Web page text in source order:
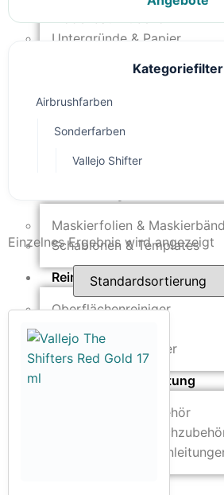
Modellbau-Zubehör
Untergründe & Papier
Oberflächenvorbereitung &
Sandstrahlen &
Maskierfolien &
Schablonen & Templates
Reinigung & Pflege
Oberflächenreiniger
Luftreinigung & Filter
Zubehör & Ausstattung
Arbeitsplatz & Zubehör
Leerbehälter &
Spezialliteratur &
Kategoriefilter
Airbrushfarben
Sonderfarben
Vallejo Shifter
Einzelnes Ergebnis wird angezeigt